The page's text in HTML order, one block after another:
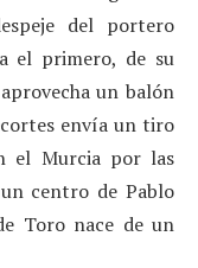
del portero
el primero, de su
un balón
envía un tiro
el Murcia por las
centro de Pablo
Toro nace de un